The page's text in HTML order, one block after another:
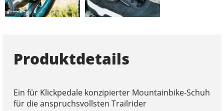
Produktdetails
Ein für Klickpedale konzipierter Mountainbike-Schuh
für die anspruchsvollsten Trailrider